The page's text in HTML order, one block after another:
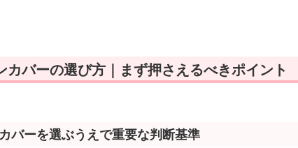
カバーの選び方｜まず押さえるべきポイント
バーを選ぶうえで重要な判断基準